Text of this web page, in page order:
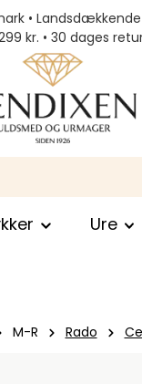
•
kr. • 30 dages
Ure
M-R Rado